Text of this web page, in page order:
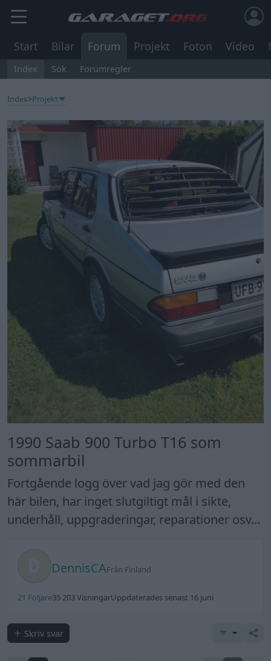
Start Bilar Forum Projekt Foton Video
Index Sök Forumregler
Index>Projekt
1990 Saab 900 Turbo T16 som
sommarbil
Fortgående logg över vad jag gör med den
här bilen, har inget slutgiltigt mål i sikte,
underhåll, uppgraderingar, reparationer osv...
DennisCAFrån Finland
21 Följare35 203 VisningarUppdaterades senast 16 juni
Skriv svar